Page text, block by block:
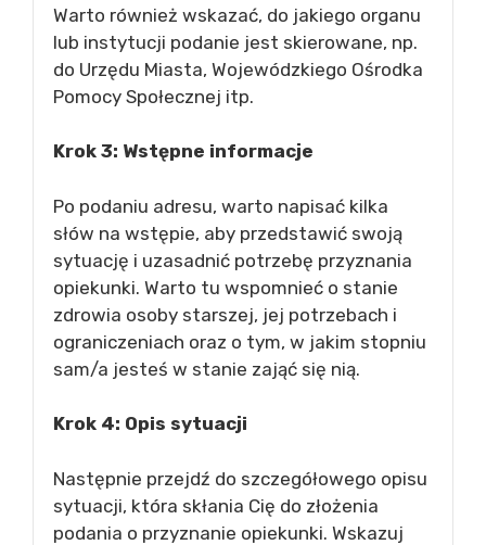
Warto również wskazać, do jakiego organu
lub instytucji podanie jest skierowane, np.
do Urzędu Miasta, Wojewódzkiego Ośrodka
Pomocy Społecznej itp.
Krok 3: Wstępne informacje
Po podaniu adresu, warto napisać kilka
słów na wstępie, aby przedstawić swoją
sytuację i uzasadnić potrzebę przyznania
opiekunki. Warto tu wspomnieć o stanie
zdrowia osoby starszej, jej potrzebach i
ograniczeniach oraz o tym, w jakim stopniu
sam/a jesteś w stanie zająć się nią.
Krok 4: Opis sytuacji
Następnie przejdź do szczegółowego opisu
sytuacji, która skłania Cię do złożenia
podania o przyznanie opiekunki. Wskazuj